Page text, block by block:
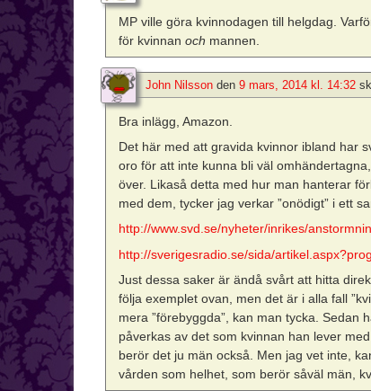
MP ville göra kvinnodagen till helgdag.
för kvinnanoch mannen.
John Nilsson den 9 mars, 2014 kl. 14:32
Bra inlägg, Amazon.
Det här med att gravida kvinnor ibland har
oro för att inte kunna bli väl
över. Likaså detta med hur man hanterar
med dem, tycker jag verkar ”onödigt” i ett
http://www.svd.se/nyheter/inrikes/
http://sverigesradio.se/sida/
Just dessa saker är ändå svårt att hitta
följa exemplet ovan, men det är i alla fall
mera ”förebyggda”, kan man tycka. Sedan
påverkas av det som kvinnan han lever
berör det ju män också. Men jag vet inte,
vården som helhet, som berör såväl män,